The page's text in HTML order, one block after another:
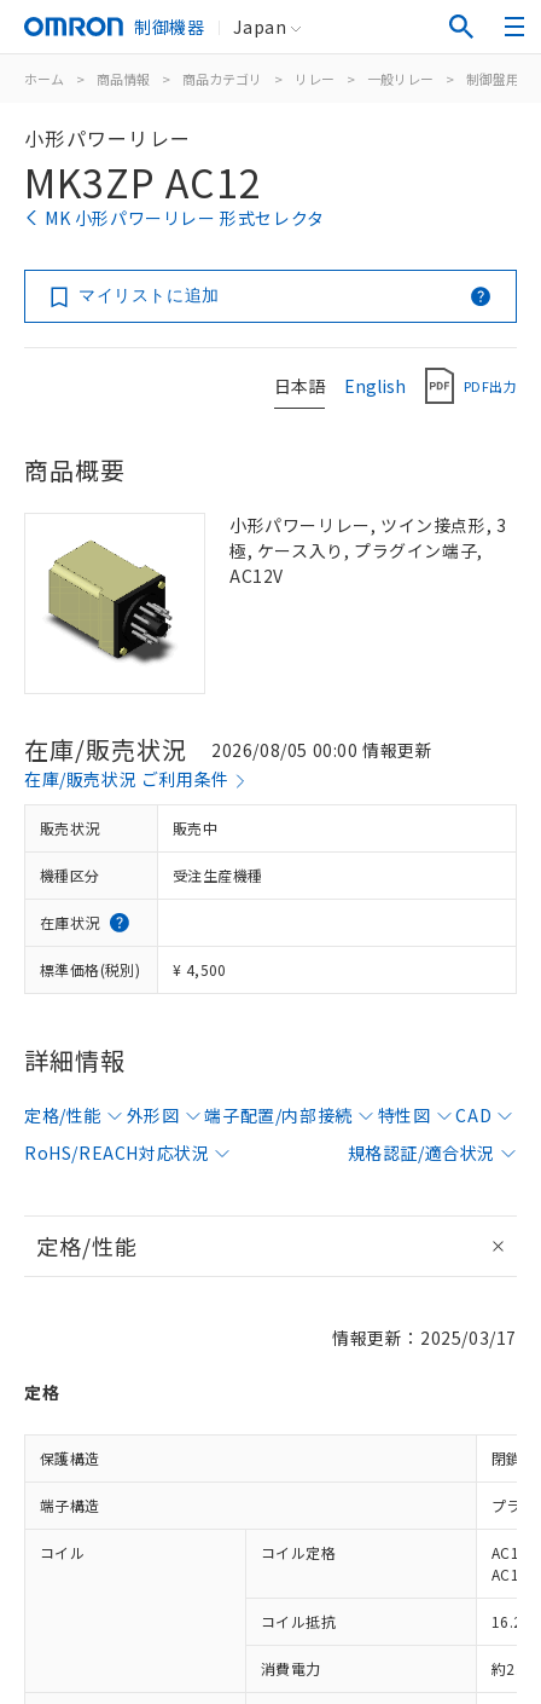
制御機器 Japan
ホーム > 商品情報 > 商品カテゴリ > リレー > 一般リレー > 制御盤用
小形パワーリレー
MK3ZP AC12
MK 小形パワーリレー 形式セレクタ
マイリストに追加
日本語 English PDF出力
商品概要
小形パワーリレー, ツイン接点形, 3
極, ケース入り, プラグイン端子,
AC12V
在庫/販売状況
2026/08/05 00:00 情報更新
在庫/販売状況 ご利用条件
販売状況 販売中
機種区分 受注生産機種
在庫状況
標準価格(税別) ¥ 4,500
詳細情報
定格/性能 外形図 端子配置/内部接続 特性図
CAD
RoHS/REACH対応状況
規格認証/適合状況
定格/性能
情報更新：2025/03/17
定格
保護構造 閉鎖型
端子構造 プラ
コイル コイル定格
コイル抵抗 16.2Ω
消費電力 約